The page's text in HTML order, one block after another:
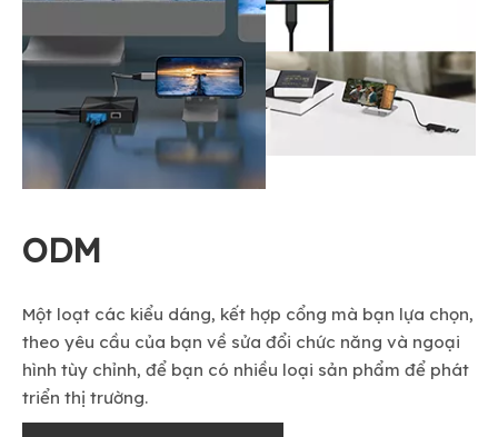
ODM
Một loạt các kiểu dáng, kết hợp cổng mà bạn lựa chọn,
theo yêu cầu của bạn về sửa đổi chức năng và ngoại
hình tùy chỉnh, để bạn có nhiều loại sản phẩm để phát
triển thị trường.